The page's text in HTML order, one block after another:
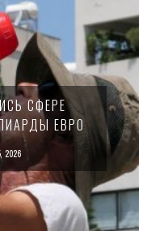
СФЕРЕ
ЕВРО
2026